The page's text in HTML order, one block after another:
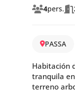
4pers.
PASSA
Habitación
tranquila
terreno